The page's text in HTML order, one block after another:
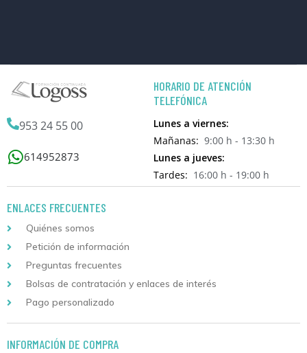
953 24 55 00
614952873
HORARIO DE ATENCIÓN
TELEFÓNICA
Lunes a viernes:
Mañanas: 9:00 h - 13:30 h
Lunes a jueves:
Tardes: 16:00 h - 19:00 h
ENLACES FRECUENTES
Quiénes somos
Petición de información
Preguntas frecuentes
Bolsas de contratación y enlaces de interés
Pago personalizado
INFORMACIÓN DE COMPRA